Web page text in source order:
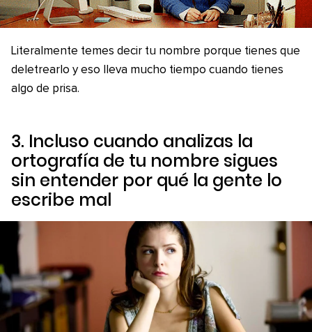
Literalmente temes decir tu nombre porque tienes que
deletrearlo y eso lleva mucho tiempo cuando tienes
algo de prisa.
3. Incluso cuando analizas la
ortografía de tu nombre sigues
sin entender por qué la gente lo
escribe mal